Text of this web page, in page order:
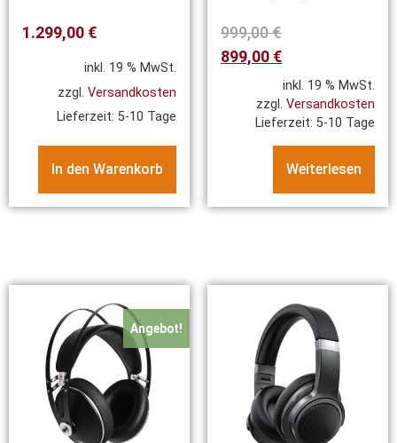
1.299,00 €
inkl. 19 % MwSt.
zzgl. Versandkosten
Lieferzeit: 5-10 Tage
In den Warenkorb
999,00€
899,00 €
inkl. 19 % MwSt.
zzgl. Versandkosten
Lieferzeit: 5-10 Tage
Weiterlesen
Angebot!